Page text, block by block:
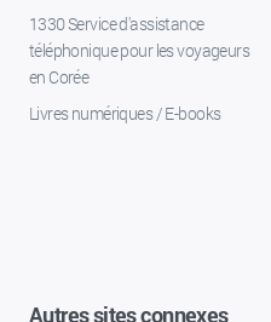
1330 Service d'assistance
téléphonique pour les voyageurs
en Corée
Livres numériques / E-books
Autres sites connexes